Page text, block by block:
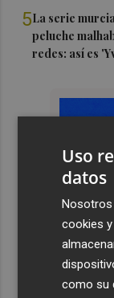
5La serie
peluche
redes: así es
Uso
datos
cookies
como su